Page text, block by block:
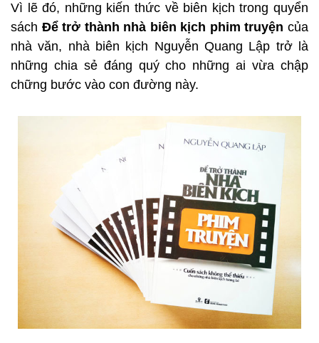
Vì lẽ đó, những kiến thức về biên kịch trong quyển
sách Để trở thành nhà biên kịch phim truyện của
nhà văn, nhà biên kịch Nguyễn Quang Lập trở là
những chia sẻ đáng quý cho những ai vừa chập
chững bước vào con đường này.